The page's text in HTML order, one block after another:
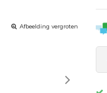
Afbeelding vergroten